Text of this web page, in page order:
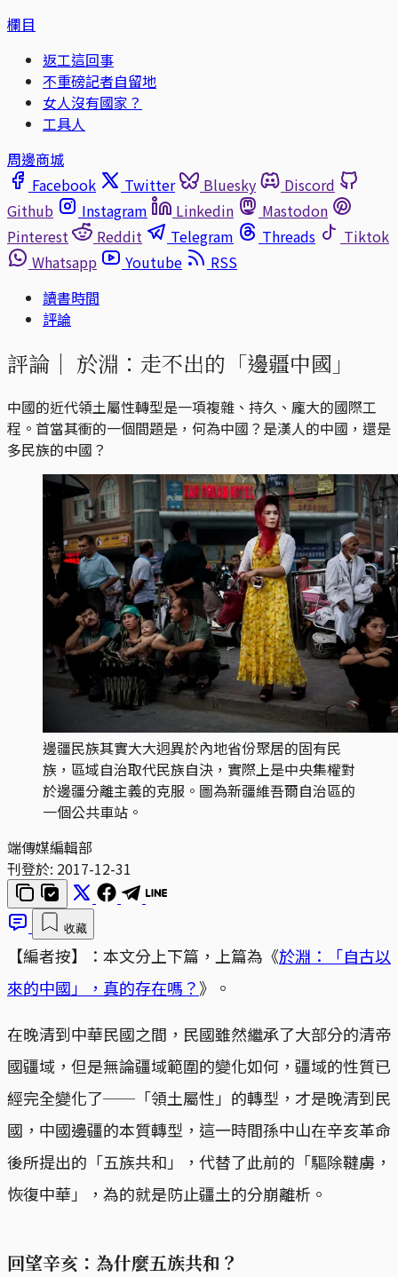
欄目
返工這回事
不重磅記者自留地
女人沒有國家？
工具人
周邊商城
Facebook
Twitter Bluesky
Discord
Github
Instagram Linkedin
Mastodon
Pinterest
Reddit Telegram Threads
Tiktok
Whatsapp
Youtube
RSS
讀書時間
評論
評論｜ 於淵：走不出的「邊疆中國」
中國的近代領土屬性轉型是一項複雜、持久、龐大的國際工
程。首當其衝的一個間題是，何為中國？是漢人的中國，還是
多民族的中國？
邊疆民族其實大大迥異於內地省份聚居的固有民
族，區域自治取代民族自決，實際上是中央集權對
於邊疆分離主義的克服。圖為新疆維吾爾自治區的
一個公共車站。
端傳媒編輯部
刊登於: 2017-12-31
收藏
【編者按】：本文分上下篇，上篇為《於淵：「自古以
來的中國」，真的存在嗎？》。
在晚清到中華民國之間，民國雖然繼承了大部分的清帝
國疆域，但是無論疆域範圍的變化如何，疆域的性質已
經完全變化了──「領土屬性」的轉型，才是晚清到民
國，中國邊疆的本質轉型，這一時間孫中山在辛亥革命
後所提出的「五族共和」，代替了此前的「驅除韃虜，
恢復中華」，為的就是防止疆土的分崩離析。
回望辛亥：為什麼五族共和？